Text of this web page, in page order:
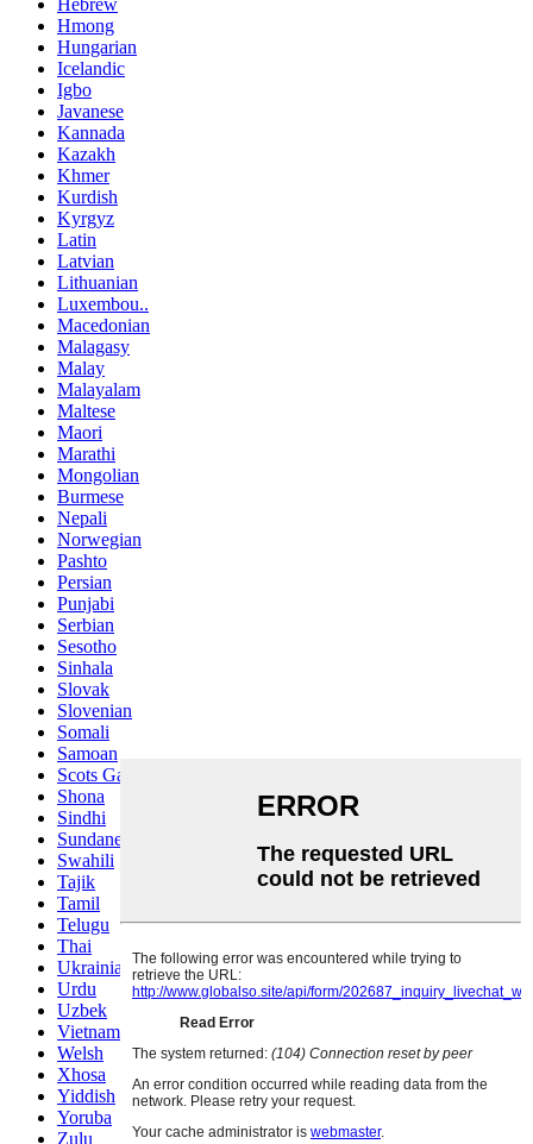
Hmong
Hungarian
Icelandic
Igbo
Javanese
Kannada
Kazakh
Khmer
Kurdish
Kyrgyz
Latin
Latvian
Lithuanian
Luxembou..
Macedonian
Malagasy
Malay
Malayalam
Maltese
Maori
Marathi
Mongolian
Burmese
Nepali
Norwegian
Pashto
Persian
Punjabi
Serbian
Sesotho
Sinhala
Slovak
Slovenian
Somali
Samoan
Scots Gaelic
Shona
Sindhi
Sundanese
Swahili
Tajik
Tamil
Telugu
Thai
Ukrainian
Urdu
Uzbek
Vietnamese
Welsh
Xhosa
Yiddish
Yoruba
Zulu